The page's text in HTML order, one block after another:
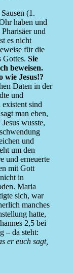
(1.
haben und
und
es nicht
für die
Gottes. Sie
beweisen.
wie Jesus!?
Daten in der
und
sind
man eben,
wusste,
und
um den
und erneuerte
mit Gott
in
Maria
sich, war
manches
hatte,
2,5 bei
– da steht:
er euch sagt,